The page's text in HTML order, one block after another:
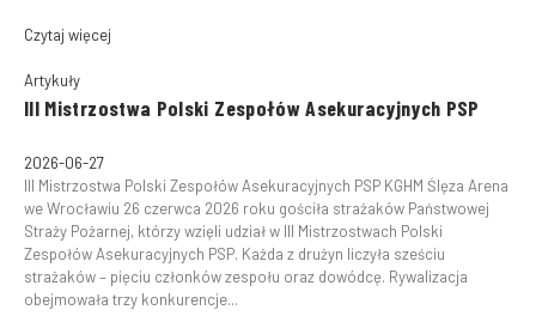
Czytaj więcej
Artykuły
III Mistrzostwa Polski Zespołów Asekuracyjnych PSP
2026-06-27
III Mistrzostwa Polski Zespołów Asekuracyjnych PSP KGHM Ślęza Arena
we Wrocławiu 26 czerwca 2026 roku gościła strażaków Państwowej
Straży Pożarnej, którzy wzięli udział w III Mistrzostwach Polski
Zespołów Asekuracyjnych PSP. Każda z drużyn liczyła sześciu
strażaków – pięciu członków zespołu oraz dowódcę. Rywalizacja
obejmowała trzy konkurencje...